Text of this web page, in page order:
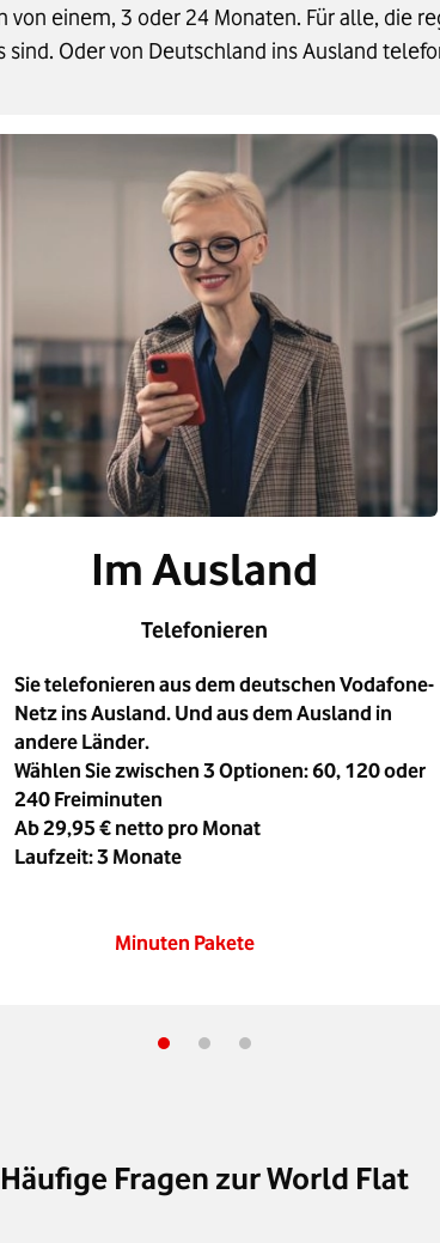
einem, 3 oder 24 Monaten. Für alle, die
sind. Oder von Deutschland ins Ausland
Im Ausland
Telefonieren
Sie telefonieren aus dem deutschen Vodafone-
Netz ins Ausland. Und aus dem Ausland in
andere Länder.
Wählen Sie zwischen 3 Optionen: 60, 120 oder
240 Freiminuten
Ab 29,95 € netto pro Monat
Laufzeit: 3 Monate
Minuten Pakete
Häufige Fragen zur World Flat